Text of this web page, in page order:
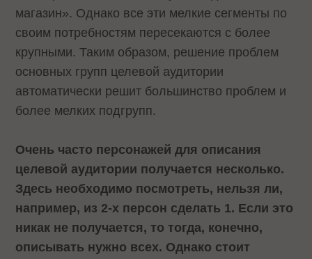
магазин». Однако все эти мелкие сегменты по
своим потребностям пересекаются с более
крупными. Таким образом, решение проблем
основных групп целевой аудитории
автоматически решит большинство проблем и
более мелких подгрупп.
Очень часто персонажей для описания
целевой аудитории получается несколько.
Здесь необходимо посмотреть, нельзя ли,
например, из 2-х персон сделать 1. Если это
никак не получается, то тогда, конечно,
описывать нужно всех. Однако стоит